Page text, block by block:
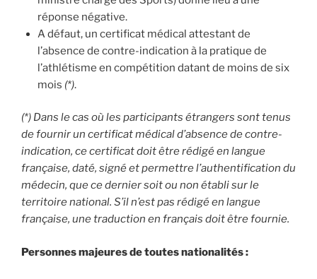
réponse négative.
A défaut, un certificat médical attestant de
l’absence de contre-indication à la pratique de
l’athlétisme en compétition datant de moins de six
mois (*).
(*) Dans le cas où les participants étrangers sont tenus
de fournir un certificat médical d’absence de contre-
indication, ce certificat doit être rédigé en langue
française, daté, signé et permettre l’authentification du
médecin, que ce dernier soit ou non établi sur le
territoire national. S’il n’est pas rédigé en langue
française, une traduction en français doit être fournie.
Personnes majeures de toutes nationalités :